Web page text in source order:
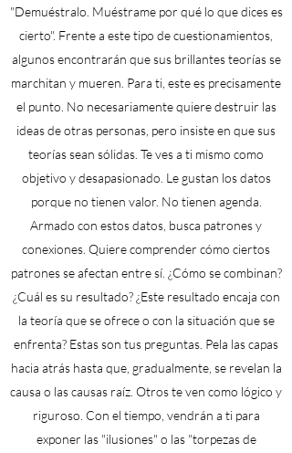
"Demuéstralo. Muéstrame por qué lo que dices es
cierto". Frente a este tipo de cuestionamientos,
algunos encontrarán que sus brillantes teorías se
marchitan y mueren. Para ti, este es precisamente
el punto. No necesariamente quiere destruir las
ideas de otras personas, pero insiste en que sus
teorías sean sólidas. Te ves a ti mismo como
objetivo y desapasionado. Le gustan los datos
porque no tienen valor. No tienen agenda.
Armado con estos datos, busca patrones y
conexiones. Quiere comprender cómo ciertos
patrones se afectan entre sí. ¿Cómo se combinan?
¿Cuál es su resultado? ¿Este resultado encaja con
la teoría que se ofrece o con la situación que se
enfrenta? Estas son tus preguntas. Pela las capas
hacia atrás hasta que, gradualmente, se revelan la
causa o las causas raíz. Otros te ven como lógico y
riguroso. Con el tiempo, vendrán a ti para
exponer las "ilusiones" o las "torpezas de